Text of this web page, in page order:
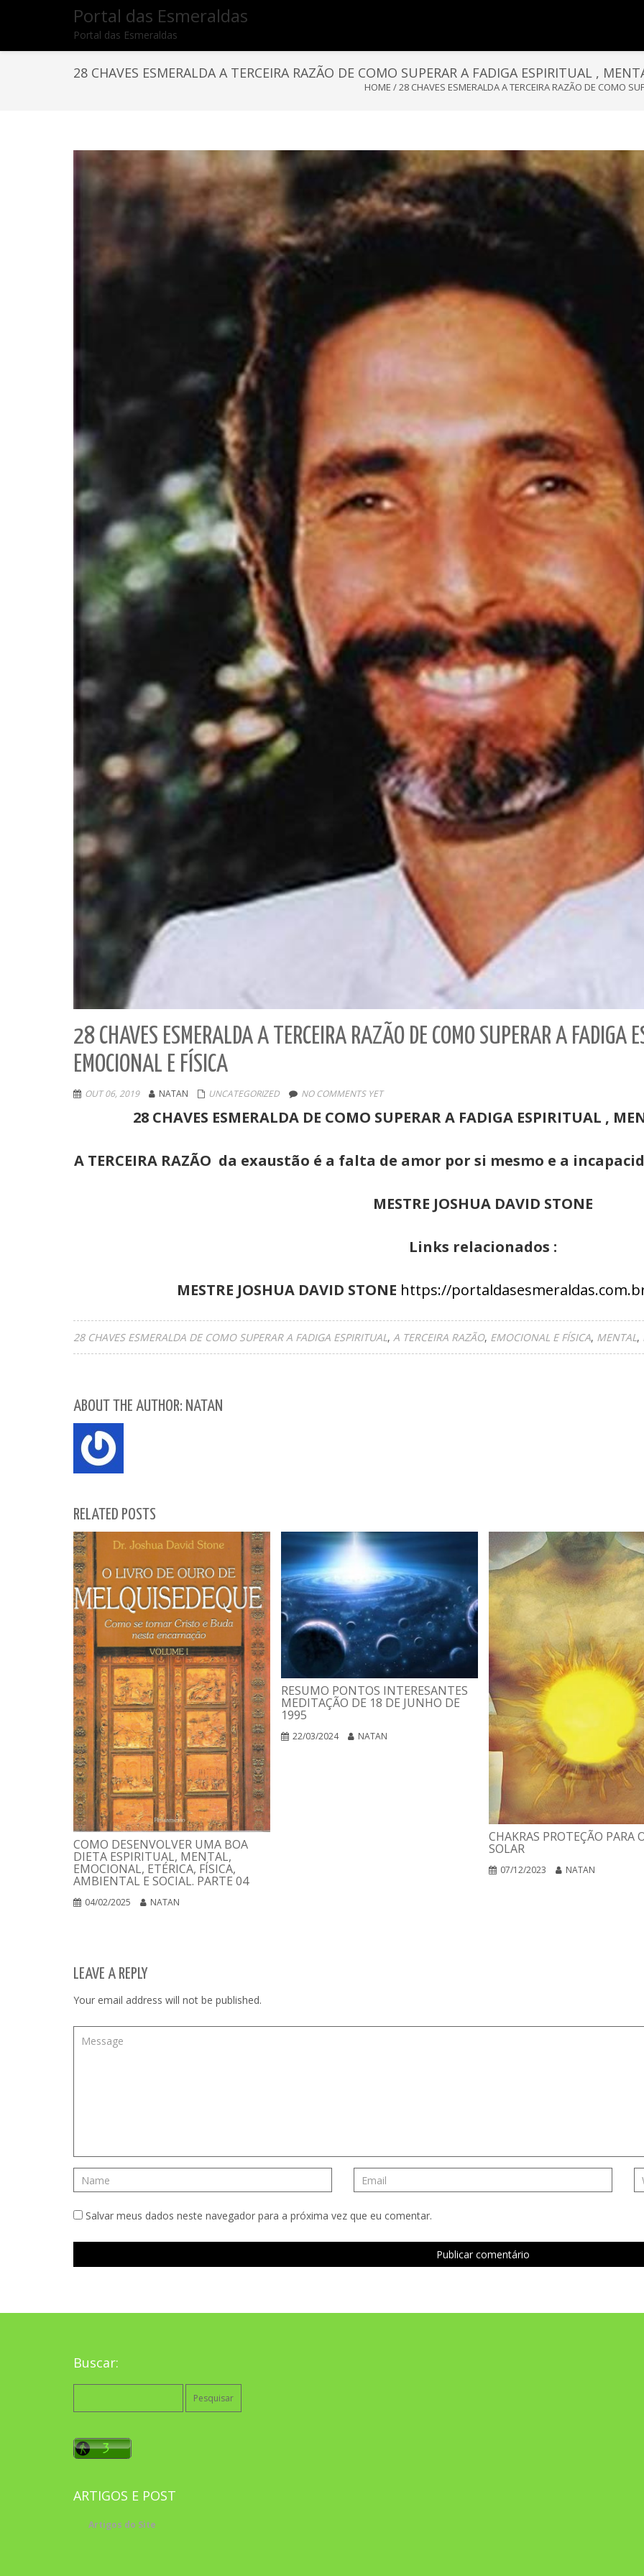
Portal das Esmeraldas
Portal das Esmeraldas
28 CHAVES ESMERALDA A TERCEIRA RAZÃO DE COMO SUPERAR A FADIGA ESPIRITUAL ,
HOME /28 CHAVES ESMERALDA A TERCEIRA RAZÃO DE COMO
28 CHAVES ESMERALDA A TERCEIRA RAZÃO DE COMO SUPERAR A FADIGA
EMOCIONAL E FÍSICA
OUT 06, 2019 NATAN UNCATEGORIZED NO COMMENTS YET
28 CHAVES ESMERALDA DE COMO SUPERAR A FADIGA ESPIRITUAL ,
A TERCEIRA RAZÃO da exaustão é a falta de amor por si mesmo e a
MESTRE JOSHUA DAVID STONE
Links relacionados :
MESTRE JOSHUA DAVID STONE https://portaldasesmeraldas.com.br/
28 CHAVES ESMERALDA DE COMO SUPERAR A FADIGA ESPIRITUAL A TERCEIRA RAZÃO EMOCIONAL E FÍSICA MENTAL
ABOUT THE AUTHOR: NATAN
RELATED POSTS
COMO DESENVOLVER UMA BOA
DIETA ESPIRITUAL, MENTAL,
EMOCIONAL, ETÉRICA, FÍSICA,
AMBIENTAL E SOCIAL. PARTE 04
04/02/2025 NATAN
RESUMO PONTOS INTERESANTES
MEDITAÇÃO DE 18 DE JUNHO DE
1995
22/03/2024 NATAN
CHAKRAS PROTEÇÃO PARA
SOLAR
07/12/2023 NATAN
LEAVE A REPLY
Your email address will not be published.
Salvar meus dados neste navegador para a próxima vez que eu comentar.
Buscar:
ARTIGOS E POST
Artigos do Site